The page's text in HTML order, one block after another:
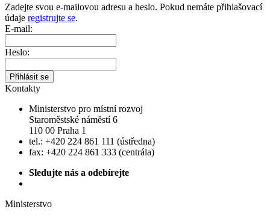
Zadejte svou e-mailovou adresu a heslo. Pokud nemáte přihlašovací
údaje registrujte se.
E-mail:
Heslo:
Kontakty
Ministerstvo pro místní rozvoj
Staroměstské náměstí 6
110 00 Praha 1
tel.: +420 224 861 111 (ústředna)
fax: +420 224 861 333 (centrála)
Sledujte nás a odebírejte
Ministerstvo